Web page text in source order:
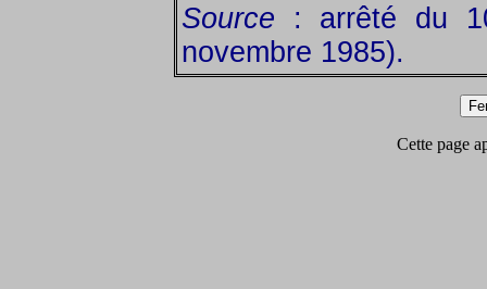
Source : arrêté du
novembre 1985).
Cette page